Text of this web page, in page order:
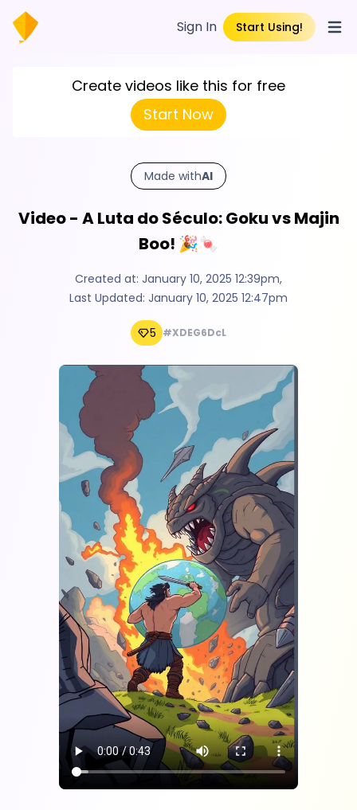
Sign In Start Using!
Create videos like this for free
Start Now
Made withAI
Video - A Luta do Século: Goku vs Majin
Boo! 🎉🍬
Created at: January 10, 2025 12:39pm,
Last Updated: January 10, 2025 12:47pm
5 #XDEG6DcL